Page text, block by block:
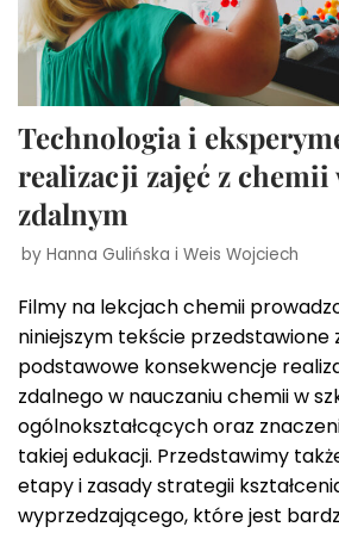
Technologia i
realizacji zajęć z
zdalnym
by Hanna Gulińska i Weis Wojciech
Filmy na lekcjach chemii
niniejszym tekście przedstawione
podstawowe konsekwencje
zdalnego w nauczaniu chemii w
ogólnokształcących oraz
takiej edukacji. Przedstawimy
etapy i zasady strategii
wyprzedzającego, które jest